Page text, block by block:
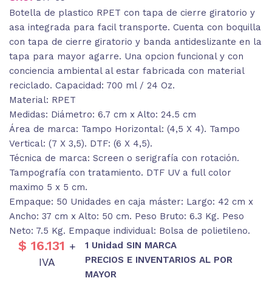
Botella de plastico RPET con tapa de cierre giratorio y
asa integrada para facil transporte. Cuenta con boquilla
con tapa de cierre giratorio y banda antideslizante en la
tapa para mayor agarre. Una opcion funcional y con
conciencia ambiental al estar fabricada con material
reciclado. Capacidad: 700 ml / 24 Oz.
Material: RPET
Medidas: Diámetro: 6.7 cm x Alto: 24.5 cm
Área de marca: Tampo Horizontal: (4,5 X 4). Tampo
Vertical: (7 X 3,5). DTF: (6 X 4,5).
Técnica de marca: Screen o serigrafía con rotación.
Tampografía con tratamiento. DTF UV a full color
maximo 5 x 5 cm.
Empaque: 50 Unidades en caja máster: Largo: 42 cm x
Ancho: 37 cm x Alto: 50 cm. Peso Bruto: 6.3 Kg. Peso
Neto: 7.5 Kg. Empaque individual: Bolsa de polietileno.
$ 16.131 +
IVA
1 Unidad SIN MARCA
PRECIOS E INVENTARIOS AL POR
MAYOR